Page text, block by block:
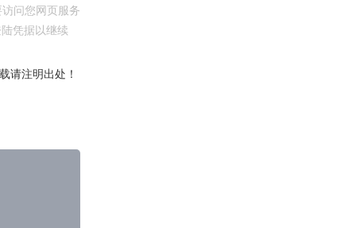
问您网页服务
凭据以继续
请注明出处！